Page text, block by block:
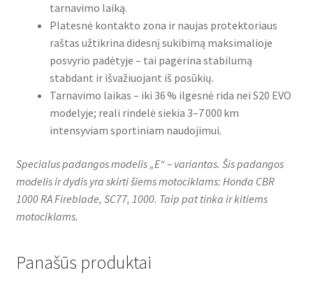
tarnavimo laiką.
Platesnė kontakto zona ir naujas protektoriaus
raštas užtikrina didesnį sukibimą maksimalioje
posvyrio padėtyje – tai pagerina stabilumą
stabdant ir išvažiuojant iš posūkių.
Tarnavimo laikas – iki 36 % ilgesnė rida nei S20 EVO
modelyje; reali rindelė siekia 3–7 000 km
intensyviam sportiniam naudojimui.
Specialus padangos modelis „E“ – variantas. Šis padangos
modelis ir dydis yra skirti šiems motociklams: Honda CBR
1000 RA Fireblade, SC77, 1000. Taip pat tinka ir kitiems
motociklams.
Panašūs produktai